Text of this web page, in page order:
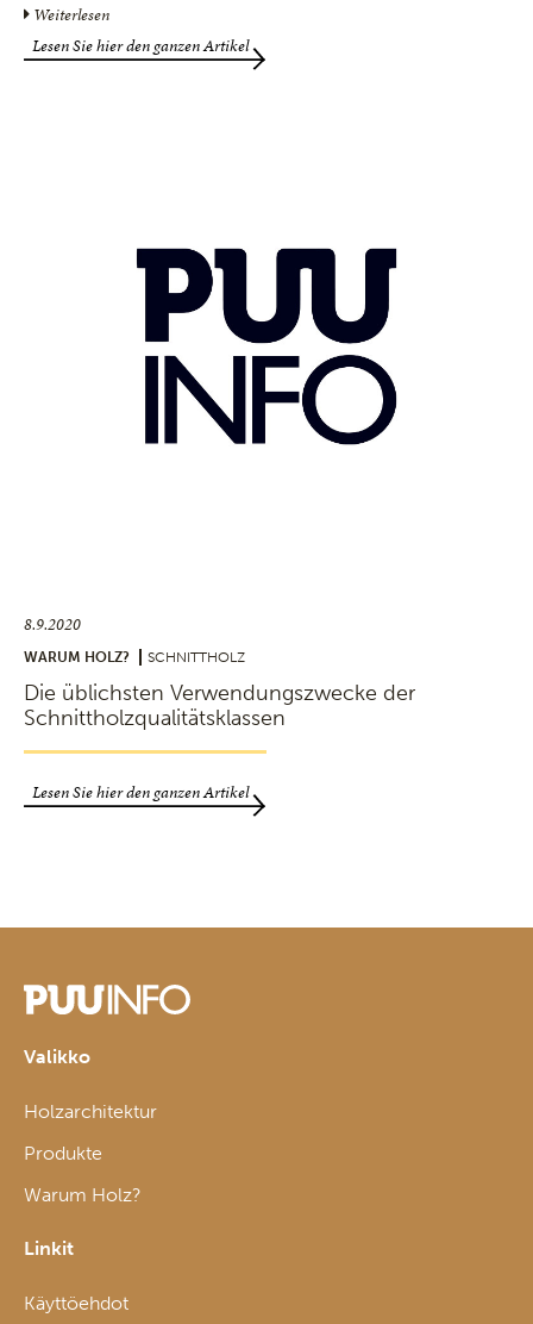
Weiterlesen
Lesen Sie hier den ganzen Artikel
8.9.2020
WARUM HOLZ? SCHNITTHOLZ
Die üblichsten Verwendungszwecke der
Schnittholzqualitätsklassen
Lesen Sie hier den ganzen Artikel
Valikko
Holzarchitektur
Produkte
Warum Holz?
Linkit
Käyttöehdot